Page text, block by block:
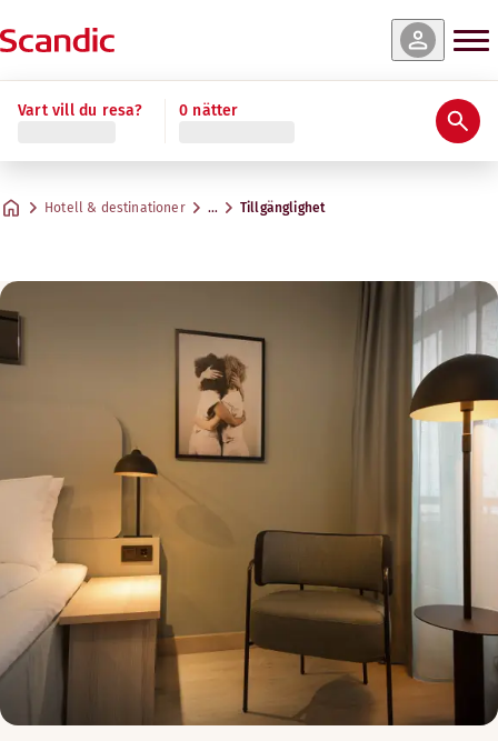
Vart vill du resa? 0 nätter
Hotell & destinationer … Tillgänglighet